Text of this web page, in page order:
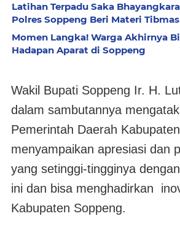
Latihan Terpadu Saka
Polres Soppeng Beri Materi
Momen Langka! Warga Akhirnya
Hadapan Aparat di Soppeng
Wakil Bupati Soppeng Ir. H.
dalam sambutannya
Pemerintah Daerah
menyampaikan apresiasi dan
yang setinggi-tingginya
ini dan bisa menghadirkan
Kabupaten Soppeng.